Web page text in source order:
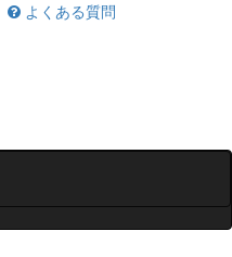
よくある質問